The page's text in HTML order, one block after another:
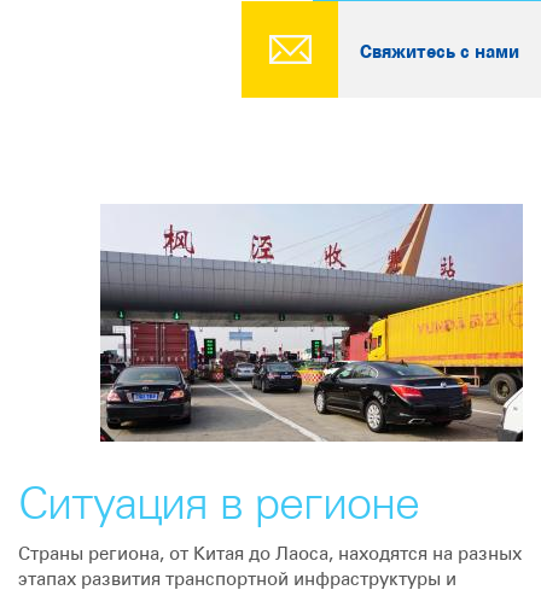
Свяжитесь с нами
Ситуация в регионе
Страны региона, от Китая до Лаоса, находятся на разных
этапах развития транспортной инфраструктуры и